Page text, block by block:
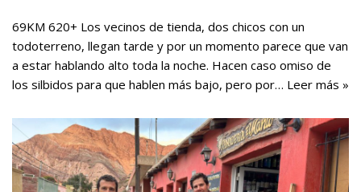
69KM 620+ Los vecinos de tienda, dos chicos con un
todoterreno, llegan tarde y por un momento parece que van
a estar hablando alto toda la noche. Hacen caso omiso de
los silbidos para que hablen más bajo, pero por… Leer más »